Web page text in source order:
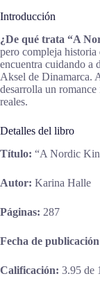
Introducción
¿De qué trata “A
pero compleja historia
encuentra cuidando a
Aksel de Dinamarca.
desarrolla un
reales.
Detalles del libro
Título: “A Nordic
Autor: Karina Halle
Páginas: 287
Fecha de
Calificación: 3.95 de